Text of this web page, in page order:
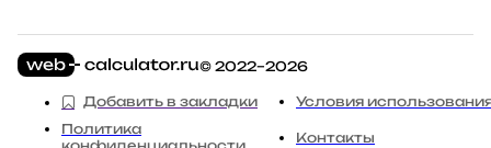
© 2022–2026
Добавить в закладки
Условия
Политика
Контакты